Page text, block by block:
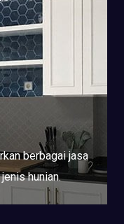
berbagai jasa
hunian.